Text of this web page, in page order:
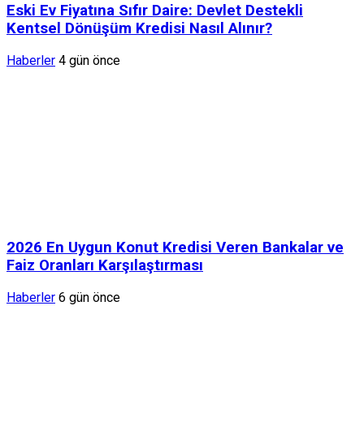
Eski Ev Fiyatına Sıfır Daire: Devlet Destekli
Kentsel Dönüşüm Kredisi Nasıl Alınır?
Haberler 4 gün önce
2026 En Uygun Konut Kredisi Veren Bankalar ve
Faiz Oranları Karşılaştırması
Haberler 6 gün önce